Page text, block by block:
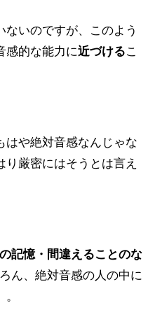
ないのですが、このよう
感的な能力に近づけるこ
はや絶対音感なんじゃな
厳密にはそうとは言え
記憶・間違えることのな
ろん、絶対音感の人の中に